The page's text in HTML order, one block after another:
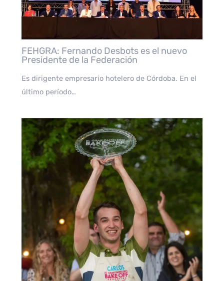
FEHGRA: Fernando Desbots es el nuevo
Presidente de la Federación
Es dirigente empresario hotelero de Córdoba. En el
último período…